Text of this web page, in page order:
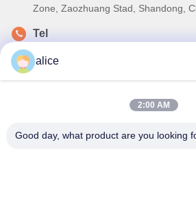
Zone, Zaozhuang Stad, Shandong,
Tel
86-632-8059888
E-mail
alice
2:00 AM
Good day, what product are you looking